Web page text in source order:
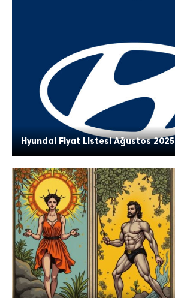
Hyundai Fiyat Listesi Ağustos 2025